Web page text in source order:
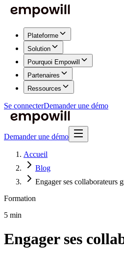
Plateforme
Solution
Pourquoi Empowill
Partenaires
Ressources
Se connecterDemander une démo
Demander une démo
Accueil
Blog
Engager ses collaborateurs
Formation
5 min
Engager ses